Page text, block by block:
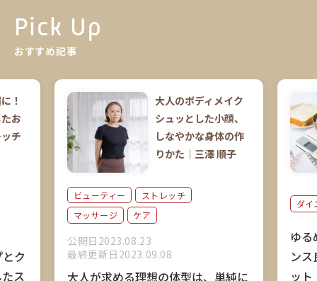
Pick Up
おすすめ記事
！
お
チ
ク
ス
大人のボディメイク
シュッとした小顔、
しなやかな身体の作
りかた｜三澤 順子
ビューティー
ストレッチ
マッサージ
ケア
公開日2023.08.23
最終更新日2023.09.08
大人が求める理想の体型は、単純に
ダイ
ゆ
ン
ッ